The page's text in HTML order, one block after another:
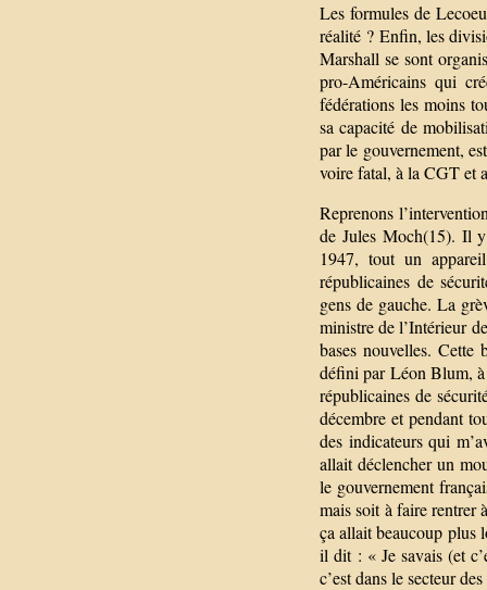
Les formules de
réalité ? Enfin, les
Marshall se sont
pro-Américains qui
fédérations les moins
sa capacité de
par le gouvernement,
voire fatal, à la CGT et
Reprenons
de Jules Moch(15). Il
1947, tout un
républicaines de
gens de gauche. La
ministre de l’Intérieur
bases nouvelles. Cette
défini par Léon Blum,
républicaines de
décembre et pendant
des indicateurs qui
allait déclencher un
le gouvernement
mais soit à faire rentrer
ça allait beaucoup plus
il dit : « Je savais (et
c’est dans le secteur